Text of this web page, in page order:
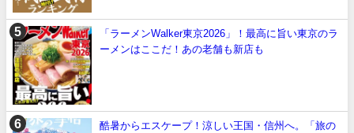
「ラーメンWalker東京2026」！最高に旨い東京のラ
ーメンはここだ！あの老舗も新店も
酷暑からエスケープ！涼しい王国・信州へ。「旅の